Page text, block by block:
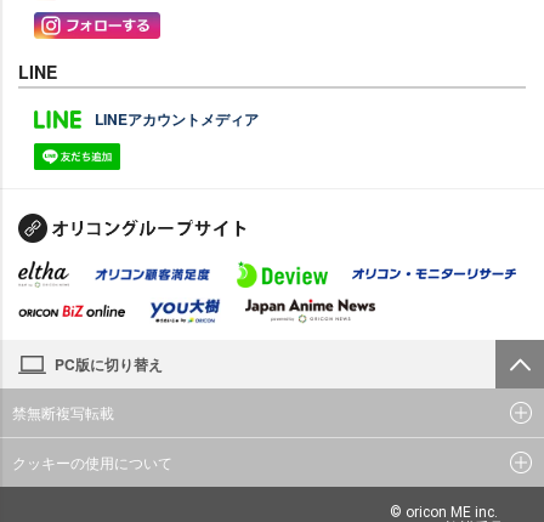
LINE
LINEアカウントメディア
PC版に切り替え
禁無断複写転載
クッキーの使用について
© oricon ME inc.